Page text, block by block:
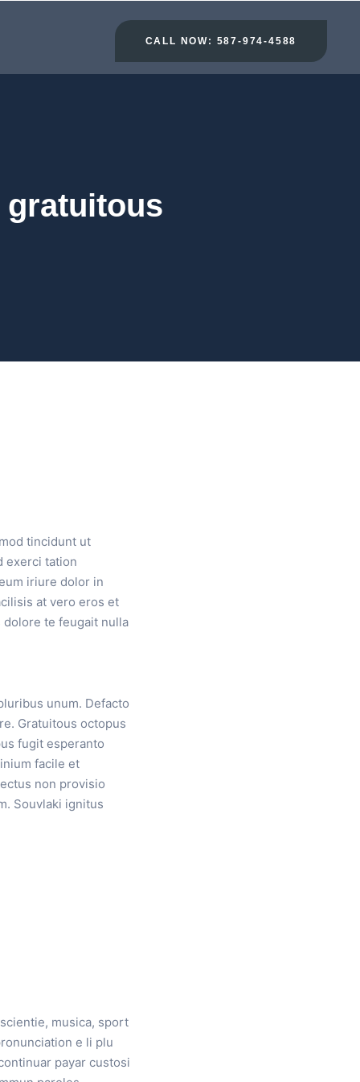
CALL NOW: 587-974-4588
gratuitous
tincidunt ut
exerci tation
iriure dolor in
at vero eros et
te feugait nulla
unum. Defacto
Gratuitous octopus
fugit esperanto
facile et
non provisio
Souvlaki ignitus
musica, sport
e li plu
payar custosi